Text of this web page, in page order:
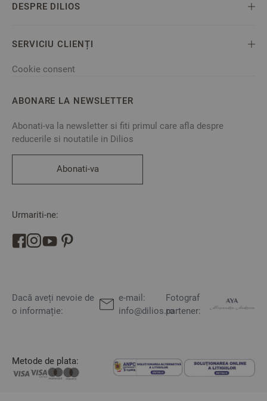
DESPRE DILIOS
SERVICIU CLIENȚI
Cookie consent
ABONARE LA NEWSLETTER
Abonati-va la newsletter si fiti primul care afla despre
reducerile si noutatile in Dilios
Abonati-va
Urmariti-ne:
Dacă aveți nevoie de
o informație:
e-mail:
info@dilios.ro
Fotograf
partener:
Metode de plata: